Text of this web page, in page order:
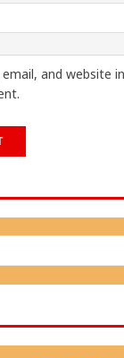
email, and website